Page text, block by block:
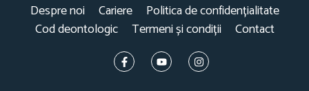
Despre noi Cariere
Politica de confidențialitate
Cod deontologic
Termeni și condiții Contact